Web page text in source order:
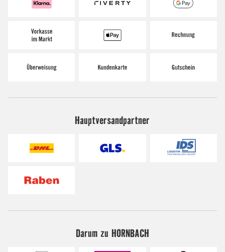
Hauptversandpartner
Darum zu HORNBACH